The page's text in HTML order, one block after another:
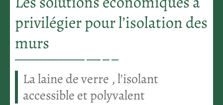
privilégier pour l’isolation des
murs
La laine de verre , l’isolant
accessible et polyvalent